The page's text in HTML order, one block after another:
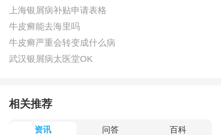
上海银屑病补贴申请表格
牛皮癣能去海里吗
牛皮癣严重会转变成什么病
武汉银屑病太医堂OK
相关推荐
资讯 问答 百科